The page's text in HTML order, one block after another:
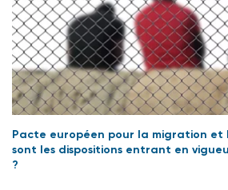
Pacte européen pour la migration et
sont les dispositions entrant en
?